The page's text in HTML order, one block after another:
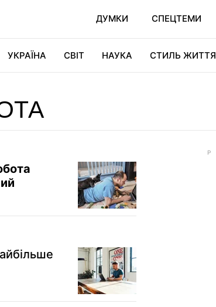
ДУМКИ СПЕЦТЕМИ
УКРАЇНА СВІТ НАУКА СТИЛЬ ЖИТТЯ